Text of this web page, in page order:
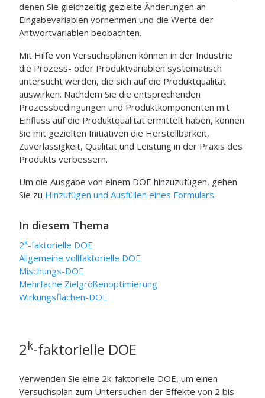
denen Sie gleichzeitig gezielte Änderungen an
Eingabevariablen vornehmen und die Werte der
Antwortvariablen beobachten.
Mit Hilfe von Versuchsplänen können in der Industrie
die Prozess- oder Produktvariablen systematisch
untersucht werden, die sich auf die Produktqualität
auswirken. Nachdem Sie die entsprechenden
Prozessbedingungen und Produktkomponenten mit
Einfluss auf die Produktqualität ermittelt haben, können
Sie mit gezielten Initiativen die Herstellbarkeit,
Zuverlässigkeit, Qualität und Leistung in der Praxis des
Produkts verbessern.
Um die Ausgabe von einem DOE hinzuzufügen, gehen
Sie zu Hinzufügen und Ausfüllen eines Formulars.
In diesem Thema
2k-faktorielle DOE
Allgemeine vollfaktorielle DOE
Mischungs-DOE
Mehrfache Zielgrößenoptimierung
Wirkungsflächen-DOE
2k-faktorielle DOE
Verwenden Sie eine 2k-faktorielle DOE, um einen
Versuchsplan zum Untersuchen der Effekte von 2 bis